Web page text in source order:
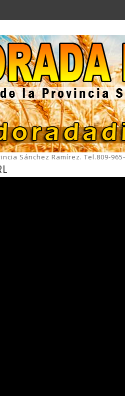
Sánchez Ramírez. Tel.809-